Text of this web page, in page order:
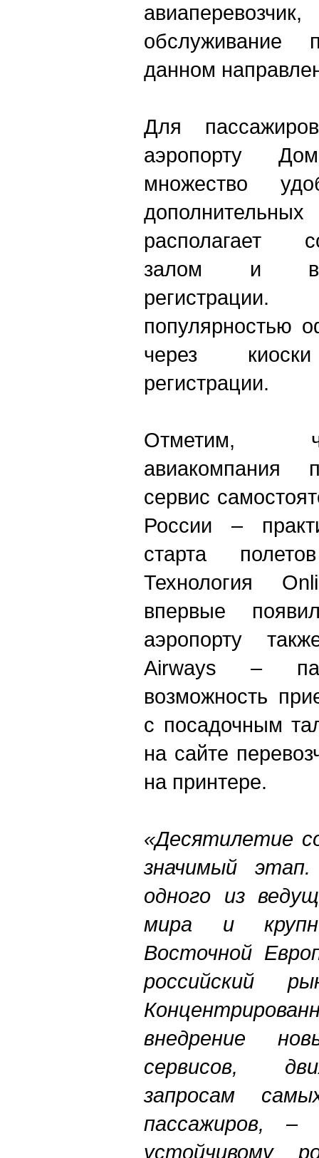
обслуживание
данном
Для
аэропорту
множество
дополнительных
располагает
залом и
популярностью
через киоски
регистрации.
Отметим,
авиакомпания
сервис
России –
старта
Технология
впервые
аэропорту
Airways –
возможность
с посадочным
на сайте
на принтере.
«Десятилетие
значимый
одного из
мира и
Восточной
российский
внедрение
сервисов,
запросам
пассажиров,
устойчивому